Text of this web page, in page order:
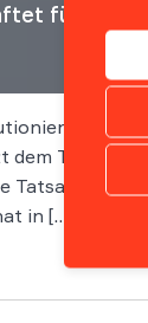
für
die
Tech-
Tatsachen
in […]